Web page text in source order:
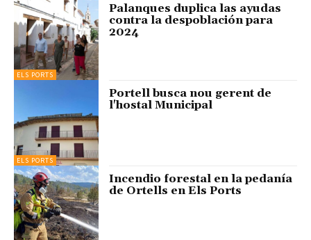
ELS PORTS
Palanques duplica las ayudas
contra la despoblación para
2024
ELS PORTS
Portell busca nou gerent de
l'hostal Municipal
Incendio forestal en la pedanía
de Ortells en Els Ports